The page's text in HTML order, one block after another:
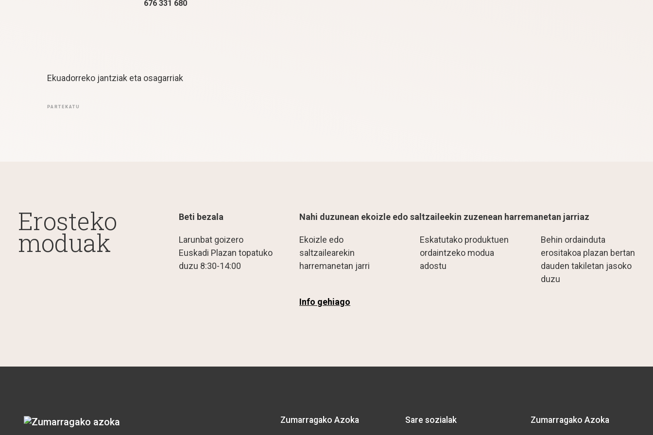
676 331 680
Ekuadorreko jantziak eta osagarriak
PARTEKATU
Erosteko
moduak
Beti bezala
Larunbat goizero
Euskadi Plazan topatuko
duzu 8:30-14:00
Nahi duzunean ekoizle edo saltzaileekin zuzenean harremanetan jarriaz
Ekoizle edo
saltzailearekin
harremanetan jarri
Eskatutako produktuen
ordaintzeko modua
adostu
Behin ordainduta
erositakoa plazan bertan
dauden takiletan jasoko
duzu
Info gehiago
Zumarragako Azoka Sare sozialak Zumarragako Azoka